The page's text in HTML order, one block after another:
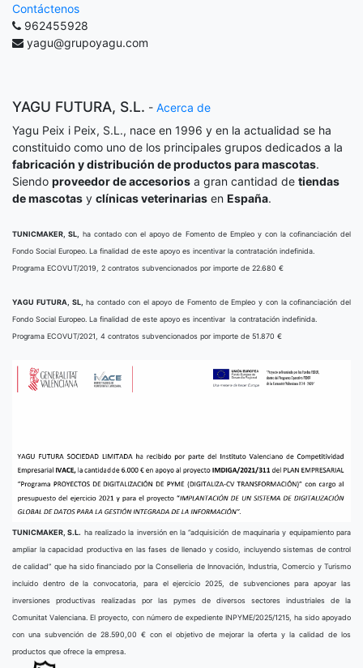
Contáctenos
962455928
yagu@grupoyagu.com
YAGU FUTURA, S.L. - Acerca de
Yagu Peix i Peix, S.L., nace en 1996 y en la actualidad se ha
constituido como uno de los principales grupos dedicados a la
fabricación y distribución de productos para mascotas.
Siendo proveedor de accesorios a gran cantidad de tiendas
de mascotas y clínicas veterinarias en España.
TUNICMAKER, SL,
ha contado con el apoyo de Fomento de Empleo y con la cofinanciación del
Fondo Social Europeo. La finalidad de este apoyo es incentivar la contratación indefinida.
Programa ECOVUT/2019, 2 contratos subvencionados por importe de 22.680 €
YAGU FUTURA, SL,
ha contado con el apoyo de Fomento de Empleo y con la cofinanciación del
Fondo Social Europeo. La finalidad de este apoyo es incentivar la contratación indefinida.
Programa ECOVUT/2021, 4 contratos subvencionados por importe de 51.870 €
TUNICMAKER, S.L. ha realizado la inversión en la “adquisición de maquinaria y equipamiento para
ampliar la capacidad productiva en las fases de llenado y cosido, incluyendo sistemas de control
de calidad” que ha sido financiado por la Conselleria de Innovación, Industria, Comercio y Turismo
incluido dentro de la convocatoria, para el ejercicio 2025, de subvenciones para apoyar las
inversiones productivas realizadas por las pymes de diversos sectores industriales de la
Comunitat Valenciana. El proyecto, con número de expediente INPYME/2025/1215, ha sido apoyado
con una subvención de 28.590,00 € con el objetivo de mejorar la oferta y la calidad de los
productos que ofrece la empresa.